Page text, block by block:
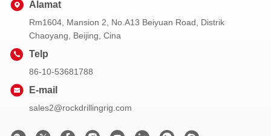
Alamat
Rm1604, Mansion 2, No.A13 Beiyuan Road, Distrik
Chaoyang, Beijing, Cina
Telp
86-10-53681788
E-mail
sales2@rockdrillingrig.com